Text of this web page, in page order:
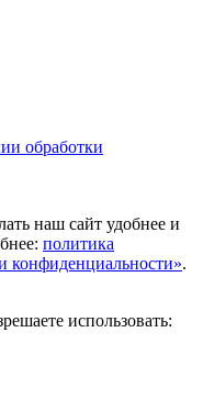
обработки
наш сайт удобнее и
политика
конфиденциальности».
использовать: